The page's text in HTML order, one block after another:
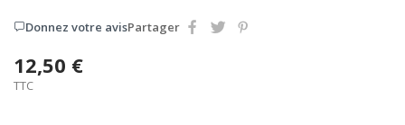
Donnez votre avisPartager
12,50 €
TTC